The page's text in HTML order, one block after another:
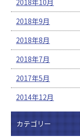
2018年9月
2018年8月
2018年7月
2017年5月
2014年12月
カテゴリー